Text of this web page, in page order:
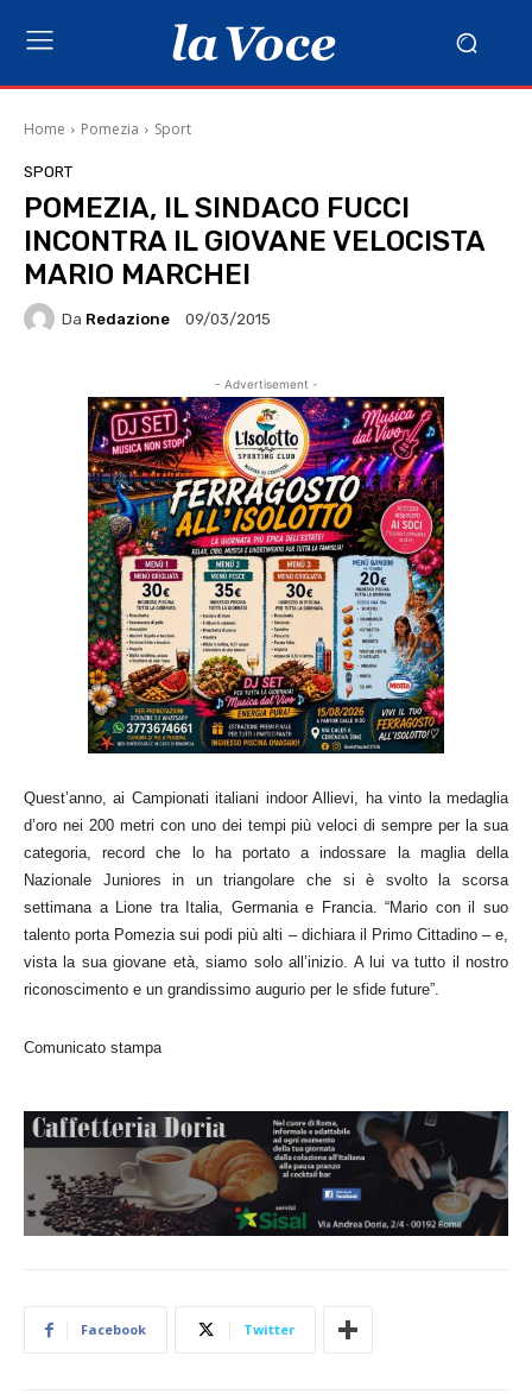
Home Pomezia Sport
SPORT
POMEZIA, IL SINDACO FUCCI
INCONTRA IL GIOVANE VELOCISTA
MARIO MARCHEI
Da Redazione 09/03/2015
- Advertisement -
Quest’anno, ai Campionati italiani indoor Allievi, ha vinto la medaglia
d’oro nei 200 metri con uno dei tempi più veloci di sempre per la sua
categoria, record che lo ha portato a indossare la maglia della
Nazionale Juniores in un triangolare che si è svolto la scorsa
settimana a Lione tra Italia, Germania e Francia.“Mario con il suo
talento porta Pomezia sui podi più alti – dichiara il Primo Cittadino – e,
vista la sua giovane età, siamo solo all’inizio. A lui va tutto il nostro
riconoscimento e un grandissimo augurio per le sfide future”.
Comunicato stampa
Facebook Twitter